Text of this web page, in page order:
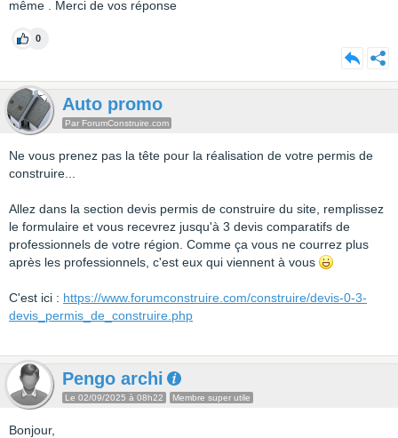
même . Merci de vos réponse
0
Auto promo
Par ForumConstruire.com
Ne vous prenez pas la tête pour la réalisation de votre permis de
construire...
Allez dans la section devis permis de construire du site, remplissez
le formulaire et vous recevrez jusqu'à 3 devis comparatifs de
professionnels de votre région. Comme ça vous ne courrez plus
après les professionnels, c'est eux qui viennent à vous
C'est ici : https://www.forumconstruire.com/construire/devis-0-3-
devis_permis_de_construire.php
Pengo archi
Le 02/09/2025 à 08h22 Membre super utile
Bonjour,